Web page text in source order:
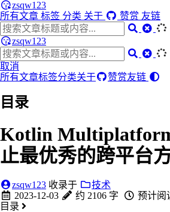
zsqw123
所有文章 标签 分类 关于 赞赏 友链
zsqw123
取消
所有文章标签分类关于 赞赏友链
目录
Kotlin
止最优秀的跨平台
zsqw123 收录于
技术
2023-12-03
约 2106 字 预计阅
目录